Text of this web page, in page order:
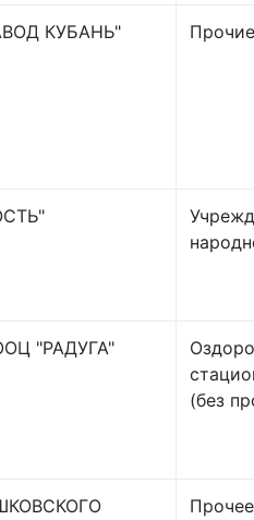
КУБАНЬ" Прочие
"РАДУГА"
(без